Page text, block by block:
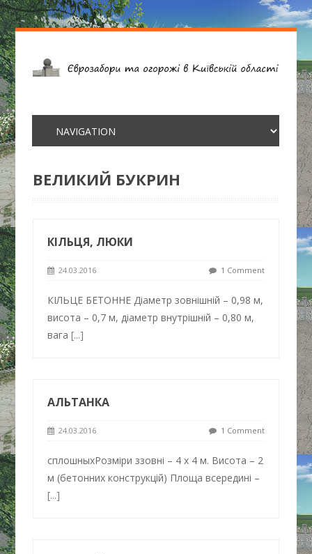
ВЕЛИКИЙ БУКРИН
КІЛЬЦЯ, ЛЮКИ
24.03.2016 1 Comment
КІЛЬЦЕ БЕТОННЕ Діаметр зовнішній – 0,98 м,
висота – 0,7 м, діаметр внутрішній – 0,80 м,
вага[...]
АЛЬТАНКА
24.03.2016 1 Comment
сплошныхРозміри ззовні – 4 х 4 м. Висота – 2
м (бетонних конструкцій) Площа всередині –
[...]